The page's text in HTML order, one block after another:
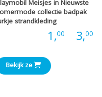
Meisjes in Nieuwste
collectie badpak
strandkleding
1,00 3,00
Bekijk ze